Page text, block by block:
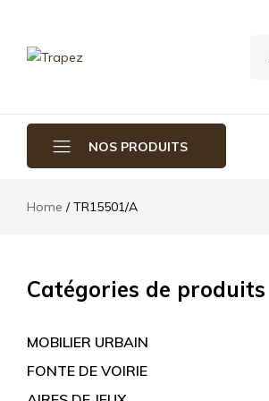
Urbain,
leader
marocain
le
:Mobilier
,
de
NOS PRODUITS
FONTE DE VOIRIE
Home TR15501/A
Catégories de produits
MOBILIER URBAIN
FONTE DE VOIRIE